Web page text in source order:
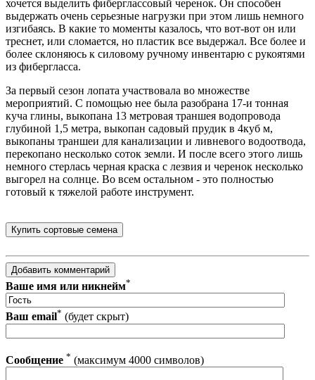
хочется выделить фиберглассовый черенок. Он способен
выдержать очень серьезные нагрузки при этом лишь немного
изгибаясь. В какие то моменты казалось, что вот-вот он или
треснет, или сломается, но пластик все выдержал. Все более и
более склоняюсь к силовому ручному инвентарю с рукоятями
из фибергласса.
За первый сезон лопата участвовала во множестве
мероприятий. С помощью нее была разобрана 17-и тонная
куча глины, выкопана 13 метровая траншея водопровода
глубиной 1,5 метра, выкопан садовый прудик в 4куб м,
выкопаны траншеи для канализации и ливневого водоотвода,
перекопано несколько соток земли. И после всего этого лишь
немного стерлась черная краска с лезвия и черенок несколько
выгорел на солнце. Во всем остальном - это полностью
готовый к тяжелой работе инструмент.
Ваше имя или никнейм*
Ваш email* (будет скрыт)
Сообщение * (максимум 4000 символов)